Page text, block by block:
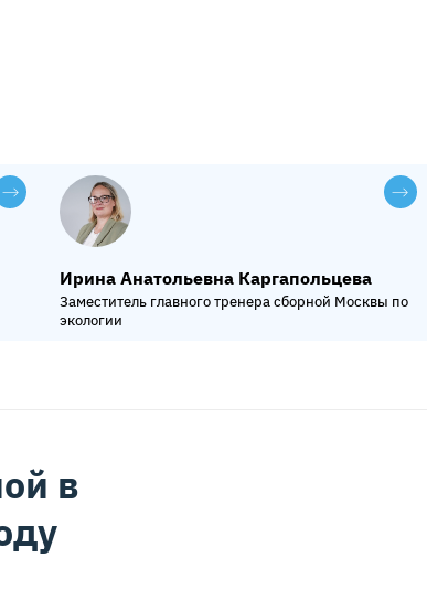
Ирина Анатольевна Каргапольцева
Заместитель главного тренера сборной Москвы по
экологии
Татьяна Андреевна Резанова
в